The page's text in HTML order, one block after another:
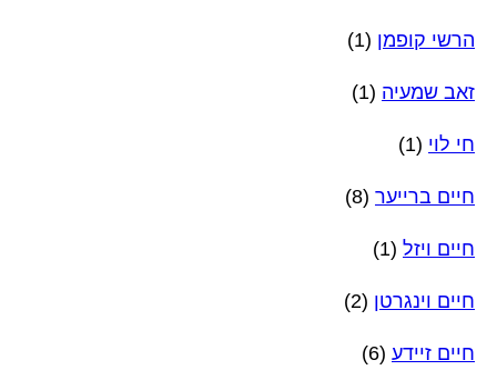
הרשי קופמן (1)
זאב שמעיה (1)
חי לוי (1)
חיים ברייער (8)
חיים ויזל (1)
חיים וינגרטן (2)
חיים זיידע (6)